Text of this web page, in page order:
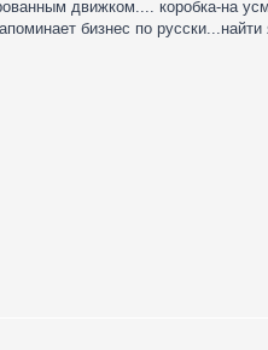
движком.... коробка-на
бизнес по